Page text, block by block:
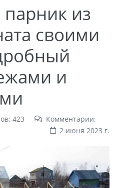
парник из
своими
и
423
Комментарии:
2 июня 2023 г.